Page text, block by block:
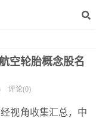
空轮胎概念股名
评论(0)
视角收集汇总，中